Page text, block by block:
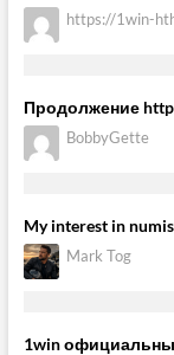
https://1win-
Продолжение
BobbyGette
My interest in
Mark Tog
1win